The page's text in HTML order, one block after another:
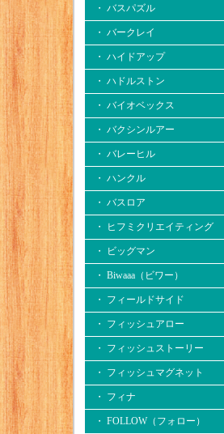
・ バスパズル
・ バークレイ
・ ハイドアップ
・ ハドルストン
・ バイオベックス
・ バクシンルアー
・ バレーヒル
・ ハンクル
・ バスロア
・ ヒフミクリエイティング
・ ビッグマン
・ Biwaaa（ビワー）
・ フィールドサイド
・ フィッシュアロー
・ フィッシュストーリー
・ フィッシュマグネット
・ フィナ
・ FOLLOW（フォロー）